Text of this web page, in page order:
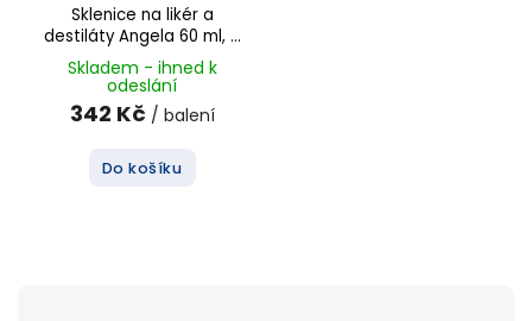
Sklenice na likér a
destiláty Angela 60 ml, 6
Skladem - ihned k
odeslání
342 Kč / balení
Do košíku